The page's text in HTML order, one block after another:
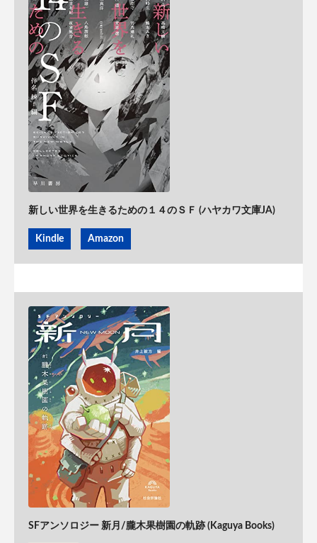
新しい世界を生きるための１４のＳＦ (ハヤカワ文庫JA)
Kindle Amazon
SFアンソロジー 新月/朧木果樹園の軌跡 (Kaguya Books)